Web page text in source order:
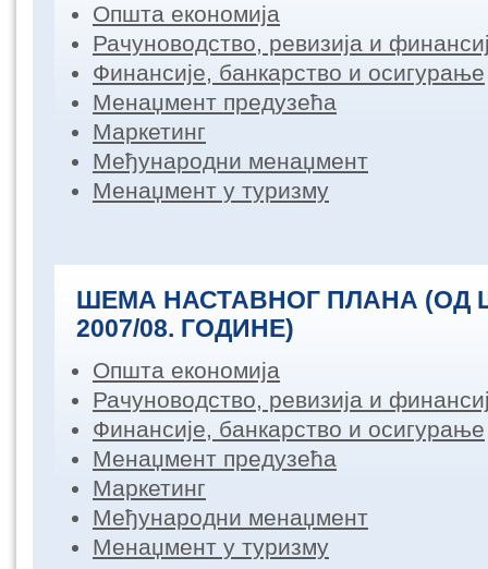
Општа економија
Рачуноводство, ревизија и
Финансије, банкарство и осигурање
Менаџмент предузећа
Маркетинг
Међународни менаџмент
Менаџмент у туризму
ШЕМА НАСТАВНОГ ПЛАНА (ОД
2007/08. ГОДИНЕ)
Општа економија
Рачуноводство, ревизија и
Финансије, банкарство и осигурање
Менаџмент предузећа
Маркетинг
Међународни менаџмент
Менаџмент у туризму